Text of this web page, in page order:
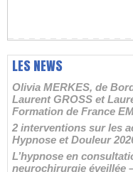
LES NEWS
Olivia MERKES, de
Laurent GROSS et
Formation de France
2 interventions sur les
Hypnose et Douleur
L’hypnose en
neurochirurgie éveillée